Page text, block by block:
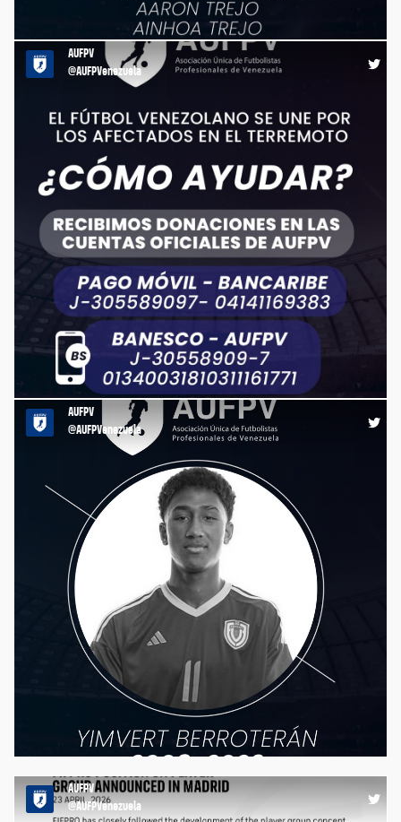
Quienes fueran la esposa e hijos del futbolista argentino Lucas
Trejo, fallecidos en el terremoto. https://t.co/TJpUyLj5dN
22:28 27-06-26
AUFPV
@AUFPVenezuela
🚨Activamos canales para apoyo humanitario tras el terremoto
en Venezuela. ¡Siempre unidos! https://t.co/USGnGaNRjX
23:58 26-06-26
AUFPV
@AUFPVenezuela
Desde la Asociación Única de Futbolistas Profesionales de
Venezuela (AUFPV), expresamos nuestro más profundo dolor
ante la trágica pérdida de cuatro de nuestros hermanos de
cancha, víctimas del reciente terremoto que ha golpeado a
nuestro país. Vuelen alto🕊️🖤 https://t.co/78J0UTKKge
AUFPV
@AUFPVenezuela